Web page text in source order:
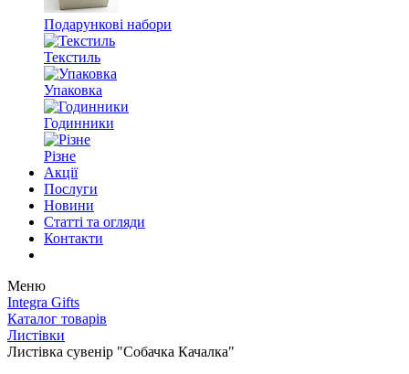
Подарункові набори
Текстиль
Упаковка
Годинники
Різне
Акції
Послуги
Новини
Статті та огляди
Контакти
Меню
Integra Gifts
Каталог товарів
Листівки
Листівка сувенір "Собачка Качалка"